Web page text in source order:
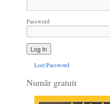
Password
Lost Password
Număr gratuit